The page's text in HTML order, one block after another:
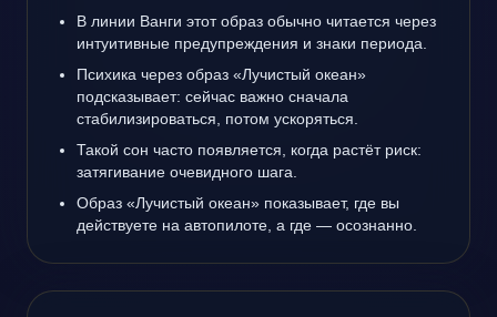
В линии Ванги этот образ обычно читается через
интуитивные предупреждения и знаки периода.
Психика через образ «Лучистый океан»
подсказывает: сейчас важно сначала
стабилизироваться, потом ускоряться.
Такой сон часто появляется, когда растёт риск:
затягивание очевидного шага.
Образ «Лучистый океан» показывает, где вы
действуете на автопилоте, а где — осознанно.